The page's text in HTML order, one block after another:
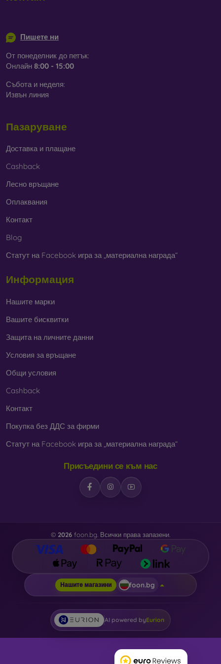
Пишете ни
От понеделник до петък:
Онлайн 8:00 - 15:00
Събота и неделя:
Извън линия
Пазаруване
Доставка и плащане
Cashback
Лесно връщане
Оплаквания
Контакт
Blog
Статут на Facebook игра за „материална награда“
Информация
Нашите марки
Вашите бисквитки
Защита на личните данни
Условия за връщане
Общи условия
Cashback
Контакт
Покупка без ДДС за фирми
Статут на Facebook игра за „материална награда“
Присъедини се към нас
© 2026 foon.bg. Всички права запазени.
Нашите магазини foon.bg
AI powered byEurion